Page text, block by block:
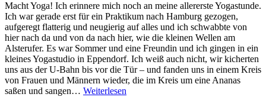
Macht Yoga! Ich erinnere mich noch an meine allererste Yogastunde.
Ich war gerade erst für ein Praktikum nach Hamburg gezogen,
aufgeregt flatterig und neugierig auf alles und ich schwabbte von
hier nach da und von da nach hier, wie die kleinen Wellen am
Alsterufer. Es war Sommer und eine Freundin und ich gingen in ein
kleines Yogastudio in Eppendorf. Ich weiß auch nicht, wir kicherten
uns aus der U-Bahn bis vor die Tür – und fanden uns in einem Kreis
von Frauen und Männern wieder, die im Kreis um eine Ananas
saßen und sangen… Weiterlesen